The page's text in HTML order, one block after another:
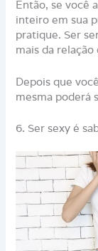
Então, se você
inteiro em sua
pratique. Ser
mais da
Depois que
mesma poderá
6. Ser sexy é